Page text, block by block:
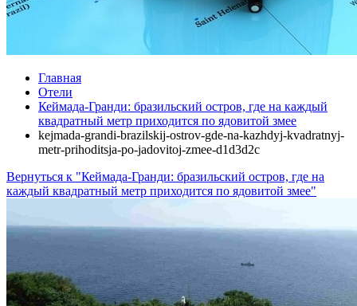
Главная
Отели
Кеймада-Гранди: бразильский остров, где на каждый
квадратный метр приходится по ядовитой змее
kejmada-grandi-brazilskij-ostrov-gde-na-kazhdyj-kvadratnyj-
metr-prihoditsja-po-jadovitoj-zmee-d1d3d2c
Вернуться к "Кеймада-Гранди: бразильский остров, где на
каждый квадратный метр приходится по ядовитой змее"